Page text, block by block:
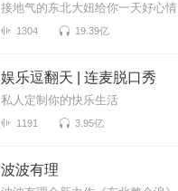
接地气的东北大妞给你一天好心情
1304 19.39亿
娱乐逗翻天 | 连麦脱口秀
私人定制你的快乐生活
1191 3.95亿
波波有理